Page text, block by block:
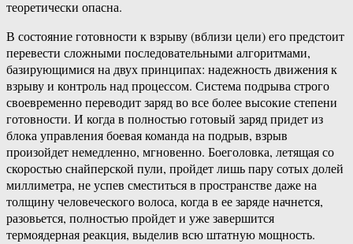
теоретически опасна.
В состояние готовности к взрыву (вблизи цели) его предстоит
перевести сложными последовательными алгоритмами,
базирующимися на двух принципах: надежность движения к
взрыву и контроль над процессом. Система подрыва строго
своевременно переводит заряд во все более высокие степени
готовности. И когда в полностью готовый заряд придет из
блока управления боевая команда на подрыв, взрыв
произойдет немедленно, мгновенно. Боеголовка, летящая со
скоростью снайперской пули, пройдет лишь пару сотых долей
миллиметра, не успев сместиться в пространстве даже на
толщину человеческого волоса, когда в ее заряде начнется,
разовьется, полностью пройдет и уже завершится
термоядерная реакция, выделив всю штатную мощность.